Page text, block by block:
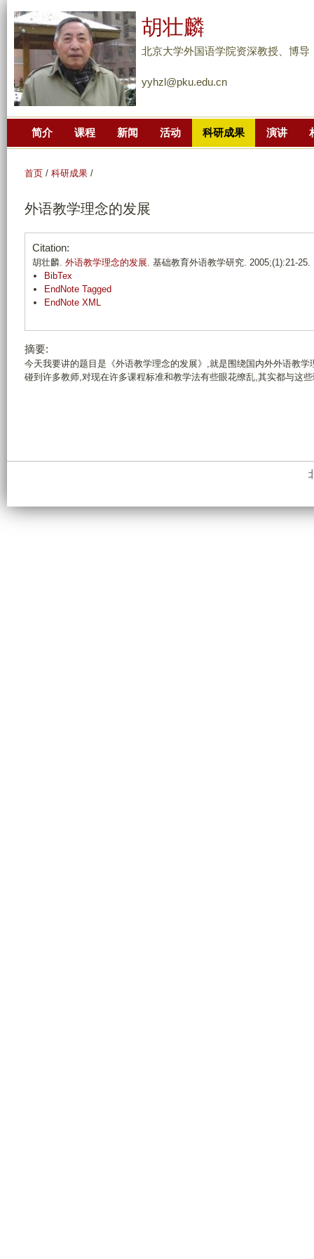
到
主
胡壮麟
北京大学外国语学院资深教授、博导
yyhzl@pku.edu.cn
简介 课程 新闻 活动 科研成果 演讲
首页 / 科研成果 /
外语教学理念的发展
Citation:
胡壮麟. 外语教学理念的发展. 基础教育外语教学研究. 2005;(1):21-25.
BibTex
EndNote Tagged
EndNote XML
摘要:
今天我要讲的题目是《外语教学理念的发展》,就是围绕国内外外语教
碰到许多教师,对现在许多课程标准和教学法有些眼花缭乱,其实都与这